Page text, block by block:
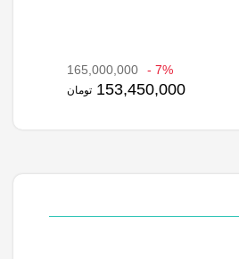
7% -
165,000,000
153,450,000 تومان